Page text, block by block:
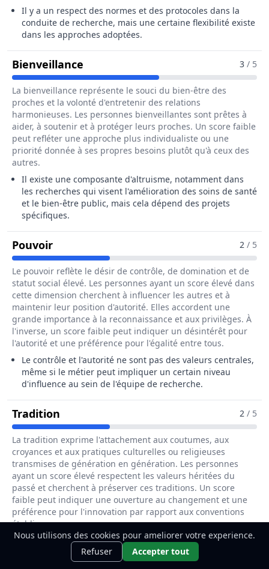
Il y a un respect des normes et des protocoles dans la
conduite de recherche, mais une certaine flexibilité existe
dans les approches adoptées.
Bienveillance Pour Le Métier De Biostatisticien
3 / 5
La bienveillance représente le souci du bien-être des
proches et la volonté d'entretenir des relations
harmonieuses. Les personnes bienveillantes sont prêtes à
aider, à soutenir et à protéger leurs proches. Un score faible
peut refléter une approche plus individualiste ou une
priorité donnée à ses propres besoins plutôt qu'à ceux des
autres.
Il existe une composante d'altruisme, notamment dans
les recherches qui visent l'amélioration des soins de santé
et le bien-être public, mais cela dépend des projets
spécifiques.
PouvoirPour Le Métier De Biostatisticien /2 / 5
Le pouvoir reflète le désir de contrôle, de domination et de
statut social élevé. Les personnes ayant un score élevé dans
cette dimension cherchent à influencer les autres et à
maintenir leur position d'autorité. Elles accordent une
grande importance à la reconnaissance et aux privilèges. À
l'inverse, un score faible peut indiquer un désintérêt pour
l'autorité et une préférence pour l'égalité entre tous.
Le contrôle et l'autorité ne sont pas des valeurs centrales,
même si le métier peut impliquer un certain niveau
d'influence au sein de l'équipe de recherche.
Tradition Pour Le Métier De Biostatisticien /
2 / 5
La tradition exprime l'attachement aux coutumes, aux
croyances et aux pratiques culturelles ou religieuses
transmises de génération en génération. Les personnes
ayant un score élevé respectent les valeurs héritées du
passé et cherchent à préserver ces traditions. Un score
faible peut indiquer une ouverture au changement et une
préférence pour l'innovation par rapport aux conventions
établies.
Bien que le métier puisse s'appuyer sur des méthodes
traditionnelles, l'accent est souvent mis sur l'innovation et
le changement dans la biostatistique.
Ce métier t'intéresse ?Découvre
comment le devenir.
Nous utilisons des cookies pour ameliorer votre experience.
Refuser
Accepter tout